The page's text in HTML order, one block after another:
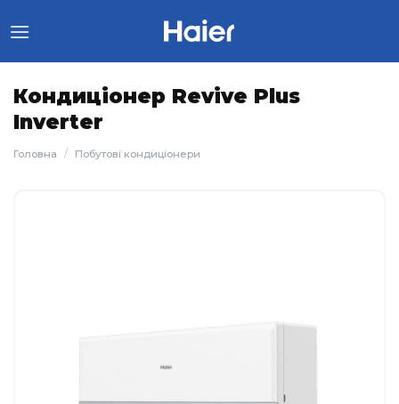
to
Кондиціонер Revive Plus
Inverter
Головна / Побутові кондиціонери